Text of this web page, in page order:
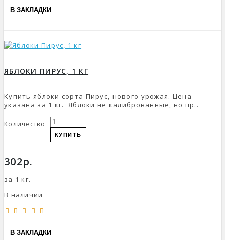
В ЗАКЛАДКИ
ЯБЛОКИ ПИРУС, 1 КГ
Купить яблоки сорта Пирус, нового урожая. Цена
указана за 1 кг. Яблоки не калиброванные, но пр..
Количество
КУПИТЬ
302р.
за 1 кг.
В наличии
В ЗАКЛАДКИ